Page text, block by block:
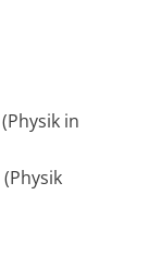
(Physik in
(Physik